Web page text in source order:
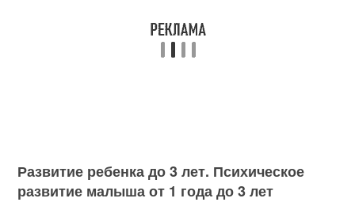
Развитие ребенка до 3 лет. Психическое
развитие малыша от 1 года до 3 лет